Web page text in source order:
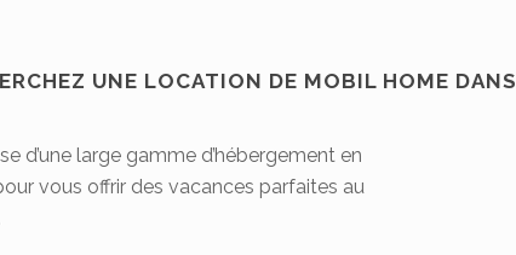
UNE LOCATION DE MOBIL HOME
d’une large gamme d’hébergement en
vous offrir des vacances parfaites au